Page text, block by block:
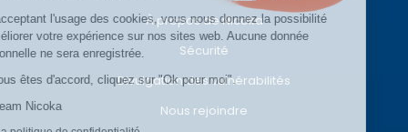
À propos de Nicoka
Sécurité
Divulgation des vulnérabilités
Nous rejoindre
En acceptant l'usage des cookies, vous nous donnez la possibilité
d'améliorer votre expérience sur nos sites web. Aucune donnée
personnelle ne sera enregistrée.
Si vous êtes d'accord, cliquez sur "Ok pour moi".
La Team Nicoka